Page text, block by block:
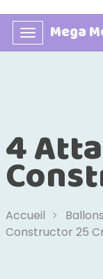
Basculer
la
Mega
4
Accueil Ballons
Constructor 25